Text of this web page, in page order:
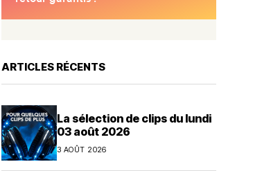
ARTICLES RÉCENTS
La sélection de clips du lundi
03 août 2026
3 AOÛT 2026